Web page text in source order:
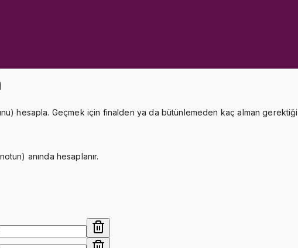
hesapla. Geçmek için finalden ya da bütünlemeden kaç alman
anında hesaplanır.